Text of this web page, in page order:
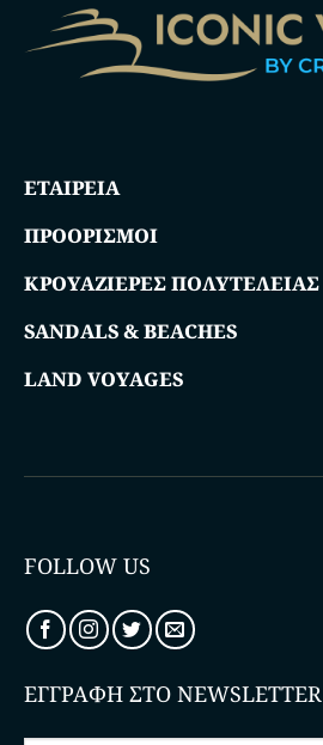
ΕΤΑΙΡΕΙΑ
ΠΡΟΟΡΙΣΜΟΙ
ΚΡΟΥΑΖΙΕΡΕΣ ΠΟΛΥΤΕΛΕΙΑΣ
SANDALS & BEACHES
LAND VOYAGES
FOLLOW US
ΕΓΓΡΑΦΗ ΣΤΟ NEWSLETTER